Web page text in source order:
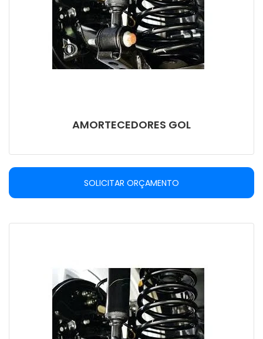
AMORTECEDORES GOL
SOLICITAR ORÇAMENTO